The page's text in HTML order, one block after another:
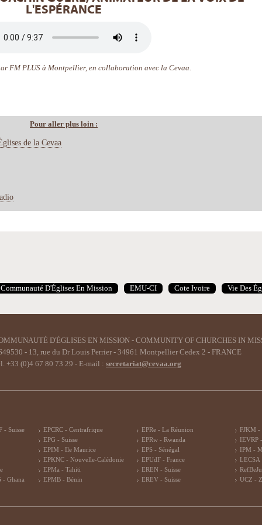
L'ESPÉRANCE
FM PLUS à Montpellier, en collaboration avec la Cevaa.
Pour aller plus loin :
de la Cevaa
Communauté D'Églises En Mission EMU-CI Cote Ivoire Vie Des
D'ÉGLISES EN MISSION - COMMUNITY OF CHURCHES IN
- 13, rue du Dr Louis Perrier - 34961 Montpellier Cedex 2 - FRANCE
+33 (0)4 67 80 73 29 - E-mail : secretariat@cevaa.org
- Suisse
- Ghana
EPCRC - Centrafrique
EPG - Suisse
EPIM - Ile Maurice
EPKNC - Nouvelle-Calédonie
EPMa - Tahiti
EPMB - Bénin
EPRe - La Réunion
EPRw - Rwanda
EPS - Sénégal
EPUdF - France
EREN - Suisse
EREV - Suisse
FJKM -
IEVRP
IPM -
LECSA
UCZ -